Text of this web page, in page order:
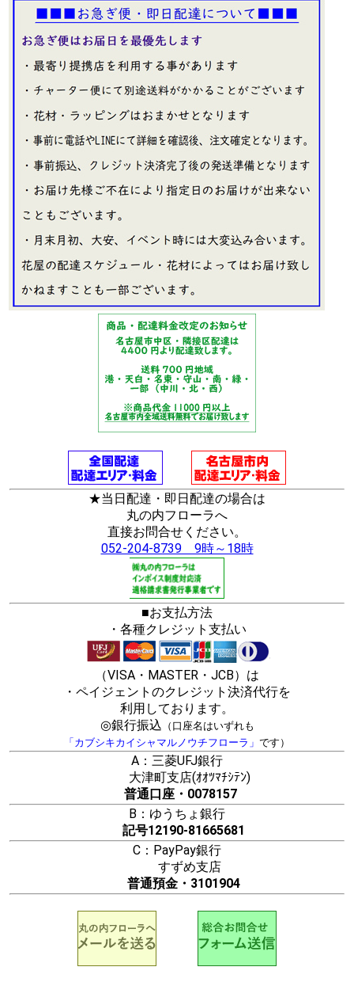
★当日配達・即日配達の場合は
丸の内フローラへ
直接お問合せください。
052-204-8739 9時～18時
■お支払方法
・各種クレジット支払い
（VISA・MASTER・JCB）は
・ペイジェントのクレジット決済代行を
利用しております。
◎銀行振込 （口座名はいずれも
「カブシキカイシャマルノウチフローラ」 です）
A：三菱UFJ銀行
大津町支店(ｵｵﾂﾏﾁｼﾃﾝ)
普通口座・0078157
B：ゆうちょ銀行
記号12190-81665681
C：PayPay銀行
すずめ支店
普通預金・3101904